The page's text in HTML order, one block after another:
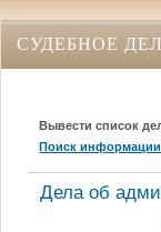
СУДЕБНОЕ
Вывести список
Поиск
Дела об